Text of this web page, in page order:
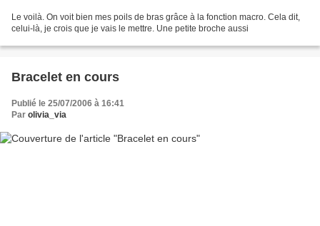
Le voilà. On voit bien mes poils de bras grâce à la fonction macro. Cela dit,
celui-là, je crois que je vais le mettre. Une petite broche aussi
Bracelet en cours
Publié le 25/07/2006 à 16:41
Par olivia_via